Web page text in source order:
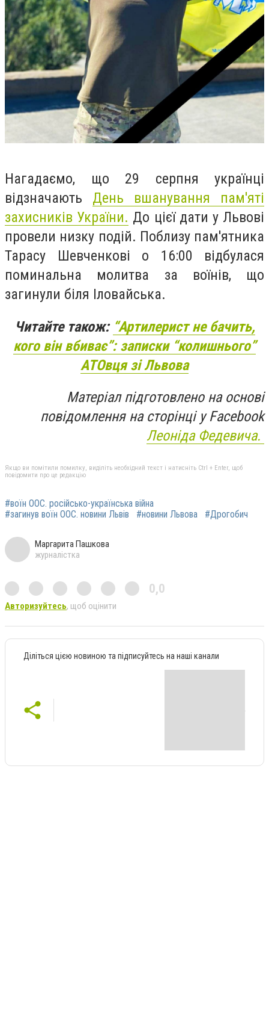
Нагадаємо, що 29 серпня українці
відзначають День вшанування пам'яті
захисників України. До цієї дати у Львові
провели низку подій. Поблизу пам'ятника
Тарасу Шевченкові о 16:00 відбулася
поминальна молитва за воїнів, що
загинули біля Іловайська.
Читайте також: “Артилерист не бачить,
кого він вбиває”: записки “колишнього”
АТОвця зі Львова
Матеріал підготовлено на основі
повідомлення на сторінці у Facebook
Леоніда Федевича.
Якщо ви помітили помилку, виділіть необхідний текст і натисніть Ctrl + Enter, щоб
повідомити про це редакцію
#воїн ООС. російсько-українська війна
#загинув воїн ООС. новини Львів
#новини Львова #Дрогобич
Маргарита Пашкова
журналістка
0,0
Авторизуйтесь, щоб оцінити
Діліться цією новиною та підписуйтесь на наші канали